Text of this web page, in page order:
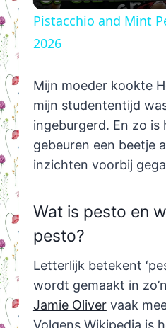
Pistacchio and Mint
2026
Mijn moeder kookte
mijn studententijd
ingeburgerd. En zo is
gebeuren een beetje
inzichten voorbij
Wat is pesto en
pesto?
Letterlijk betekent
wordt gemaakt in
Jamie Olivervaak
Volgens Wikipedia is